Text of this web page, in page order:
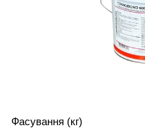
Фасування (кг)